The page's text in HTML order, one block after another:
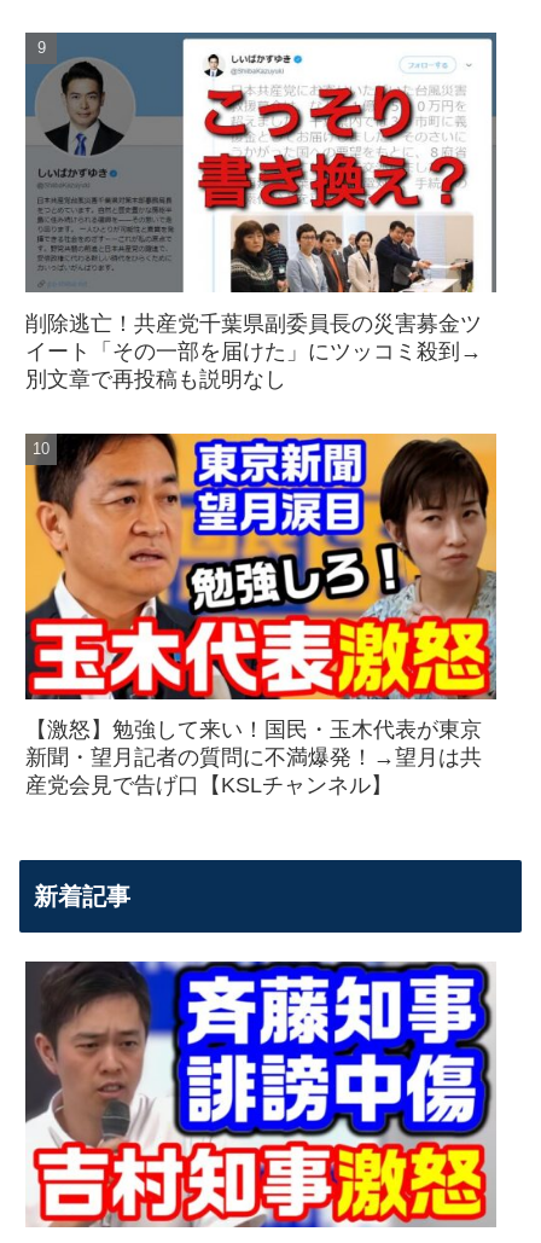
削除逃亡！共産党千葉県副委員長の災害募金ツ
イート「その一部を届けた」にツッコミ殺到→
別文章で再投稿も説明なし
【激怒】勉強して来い！国民・玉木代表が東京
新聞・望月記者の質問に不満爆発！→望月は共
産党会見で告げ口【KSLチャンネル】
新着記事